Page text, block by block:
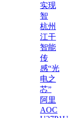
实现
智
杭州
江干
智能
传
感“光
电之
芯”
阿里
AOC